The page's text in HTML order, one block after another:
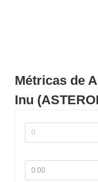
Métricas de
Inu
Como Asteroid
Nos últimos 7
ficando abaixo do
. Isso indica
ASTEROID em